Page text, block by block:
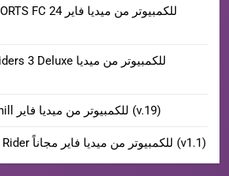
تحميل لعبة Downhill للكمبيوتر من ميديا فاير (v.19)
تحميل لعبة Ghost Rider للكمبيوتر من ميديا فاير مجاناً (v1.1)